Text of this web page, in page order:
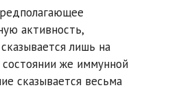
активность,
лишь на
же иммунной
сказывается весьма